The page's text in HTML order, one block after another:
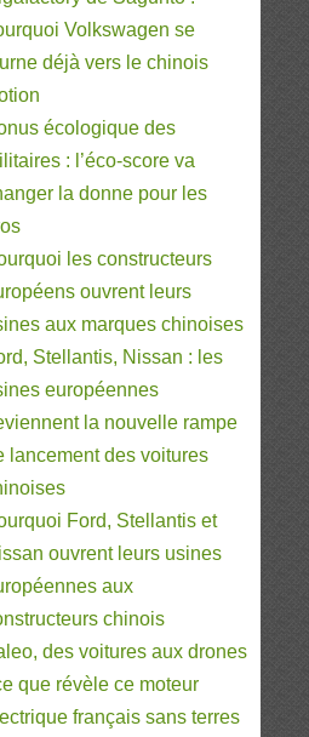
Volkswagen se
déjà vers le chinois
écologique des
: l’éco-score va
la donne pour les
les constructeurs
ouvrent leurs
aux marques chinoises
Stellantis, Nissan : les
européennes
la nouvelle rampe
lancement des voitures
Ford, Stellantis et
ouvrent leurs usines
aux
chinois
des voitures aux drones
que révèle ce moteur
français sans terres